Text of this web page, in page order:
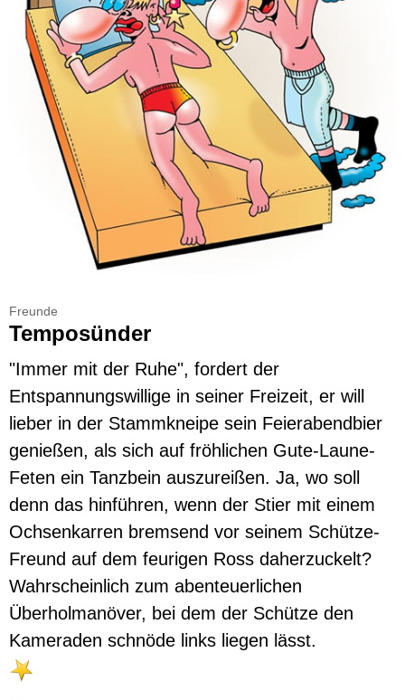
Freunde
Temposünder
"Immer mit der Ruhe", fordert der
Entspannungswillige in seiner Freizeit, er will
lieber in der Stammkneipe sein Feierabendbier
genießen, als sich auf fröhlichen Gute-Laune-
Feten ein Tanzbein auszureißen. Ja, wo soll
denn das hinführen, wenn der Stier mit einem
Ochsenkarren bremsend vor seinem Schütze-
Freund auf dem feurigen Ross daherzuckelt?
Wahrscheinlich zum abenteuerlichen
Überholmanöver, bei dem der Schütze den
Kameraden schnöde links liegen lässt.